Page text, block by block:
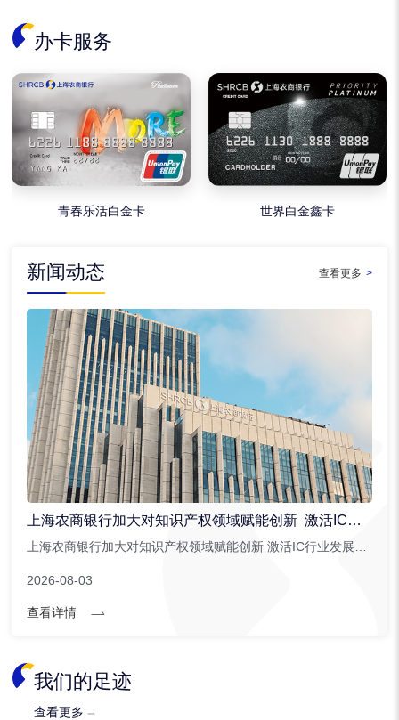
办卡服务
青春乐活白金卡 世界白金鑫卡
新闻动态 查看更多 >
上海农商银行加大对知识产权领域赋能创新 激活IC行业发展潜能
2026-08-03
查看详情
我们的足迹
查看更多